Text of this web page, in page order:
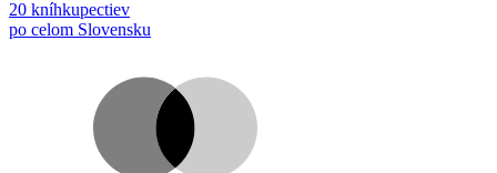
20 kníhkupectiev
po celom Slovensku